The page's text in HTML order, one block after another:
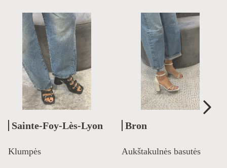
Sainte-Foy-Lès-Lyon
Klumpės
Bron
Aukštakulnės basutės